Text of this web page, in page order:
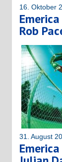
16. Oktober
Rob
31. August